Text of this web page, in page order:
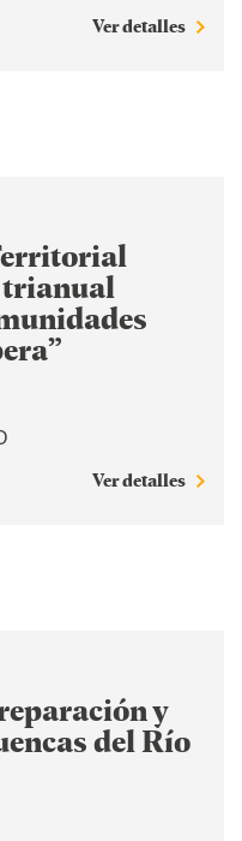
Ver detalles
trianual
Ver detalles
y
del Río